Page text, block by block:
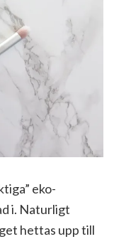
eko-
i. Naturligt
hettas upp till